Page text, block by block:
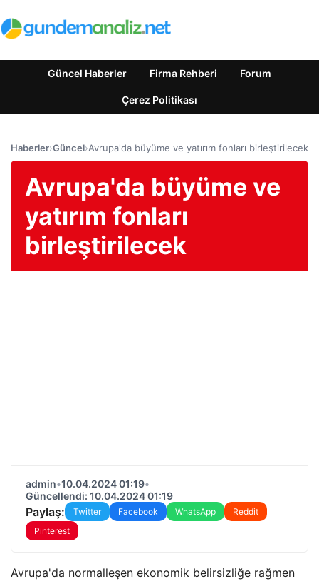
Güncel Haberler Firma Rehberi Forum
Çerez Politikası
Haberler›Güncel›Avrupa'da büyüme ve yatırım fonları birleştirilecek
Avrupa'da büyüme ve
yatırım fonları
birleştirilecek
admin•10.04.2024 01:19•
Güncellendi: 10.04.2024 01:19
Paylaş: Twitter Facebook WhatsApp
Reddit
Pinterest
Avrupa'da normalleşen ekonomik belirsizliğe rağmen